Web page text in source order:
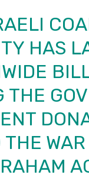
HAS
THE
THE